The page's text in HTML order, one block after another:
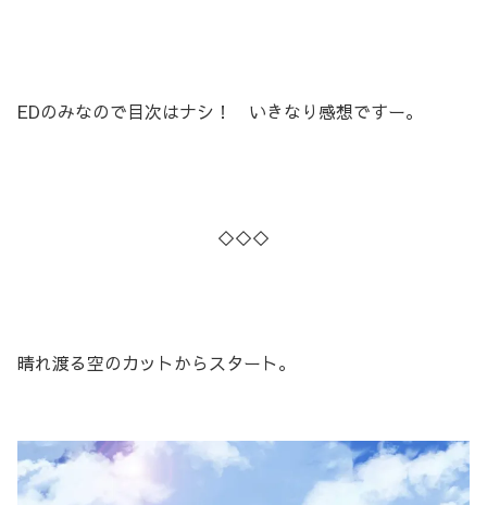
EDのみなので目次はナシ！ いきなり感想ですー。
◇◇◇
晴れ渡る空のカットからスタート。